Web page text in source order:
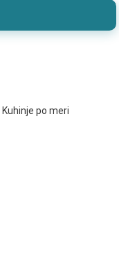
Kuhinje po meri